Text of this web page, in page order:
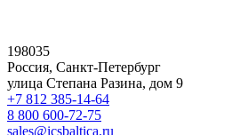
198035
Россия, Санкт-Петербург
улица Степана Разина, дом 9
+7 812 385-14-64
8 800 600-72-75
sales@icsbaltica.ru